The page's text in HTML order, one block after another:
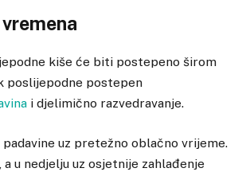
kiše će biti postepeno širom
poslijepodne postepen
i djelimično razvedravanje.
padavine uz pretežno oblačno vrijeme.
a u nedjelju uz osjetnije zahlađenje